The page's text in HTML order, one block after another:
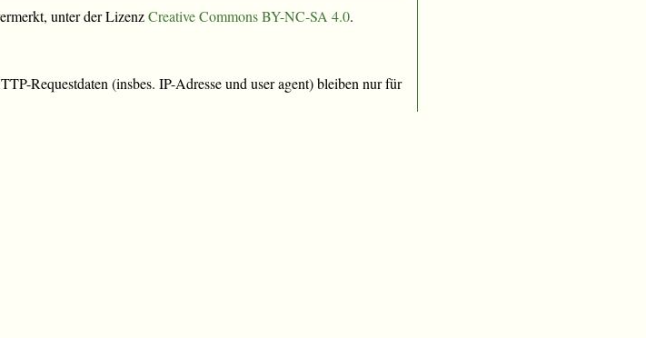
unter der LizenzCreative Commons BY-NC-SA 4.0.
Requestdaten (insbes. IP-Adresse und user agent) bleiben nur für